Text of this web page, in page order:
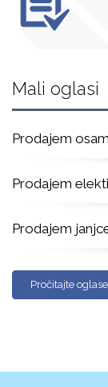
Mali oglasi
Prodajem
Prodajem
Prodajem
Pročitajte oglase